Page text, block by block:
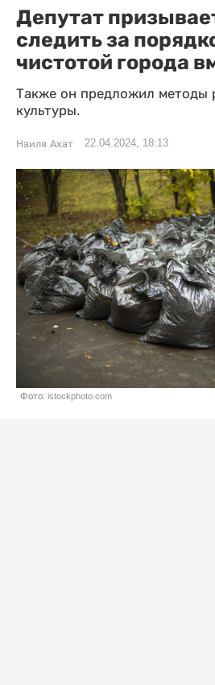
Депутат
следить за
чистотой города
Также он предложил методы
культуры.
Наиля Ахат 22.04.2024, 18:13
Фото: istockphoto.com